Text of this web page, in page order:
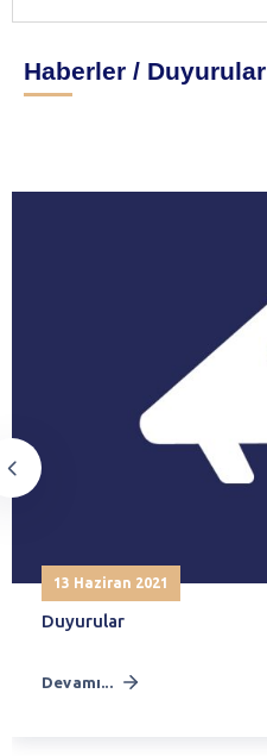
Haberler / Duyurular
13 Haziran 2021
Duyurular
Devamı...